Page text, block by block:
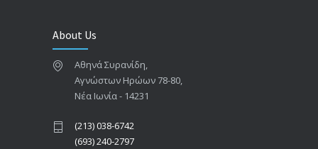
About Us
Αθηνά Συρανίδη,
Αγνώστων Ηρώων 78-80,
Νέα Ιωνία - 14231
(213) 038-6742
(693) 240-2797